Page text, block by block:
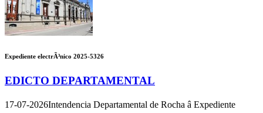
Expediente electrÃ³nico 2025-5326
EDICTO DEPARTAMENTAL
17-07-2026Intendencia Departamental de Rocha â Expediente